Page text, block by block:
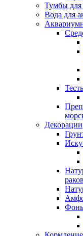
Тумбы для
Вода для
Декорации